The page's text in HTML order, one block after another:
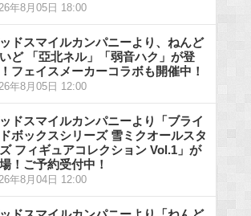
年8月05日 18:00
ドスマイルカンパニーより、ねんど
ど 「亞北ネル」「弱音ハク」が登
フェイスメーカーコラボも開催中！
年8月05日 12:00
ドスマイルカンパニーより「ブライ
ボックスシリーズ 雪ミクオールスタ
フィギュアコレクション Vol.1」が
！ご予約受付中！
年8月04日 12:00